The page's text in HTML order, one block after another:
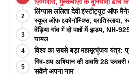
ज़िम्मेदारी, मुक्केबाज़ी के बुनियादी ढांचे
2
लिंग्यास ललिता देवी इंस्टीट्यूट ऑफ
स्कूल ऑफ इकोनॉमिक्स, ब्रातिस्लावा,
पत्रिकाओं में प्रकाशन रणनीतियों पर एक
आयोजन किया
3
वेड़िया गांव में दो पक्षों में झड़प, NH-
घायल
4 विश्व का सबसे बड़ा महामृत्युंजय यंत्र:
5
गिव-अप अभियान की अवधि 28 फरवरी
सकेंगे अपना नाम